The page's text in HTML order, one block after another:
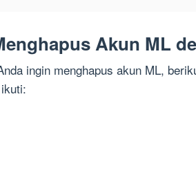
Akun ML
ingin menghapus akun ML,
ikuti: